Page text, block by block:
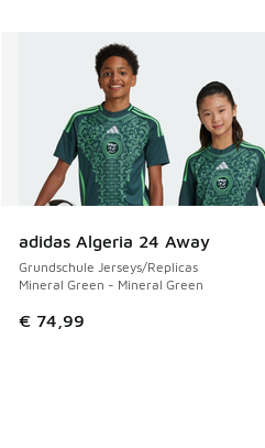
adidas Algeria 24 Away
Grundschule Jerseys/Replicas
Mineral Green - Mineral Green
€ 74,99